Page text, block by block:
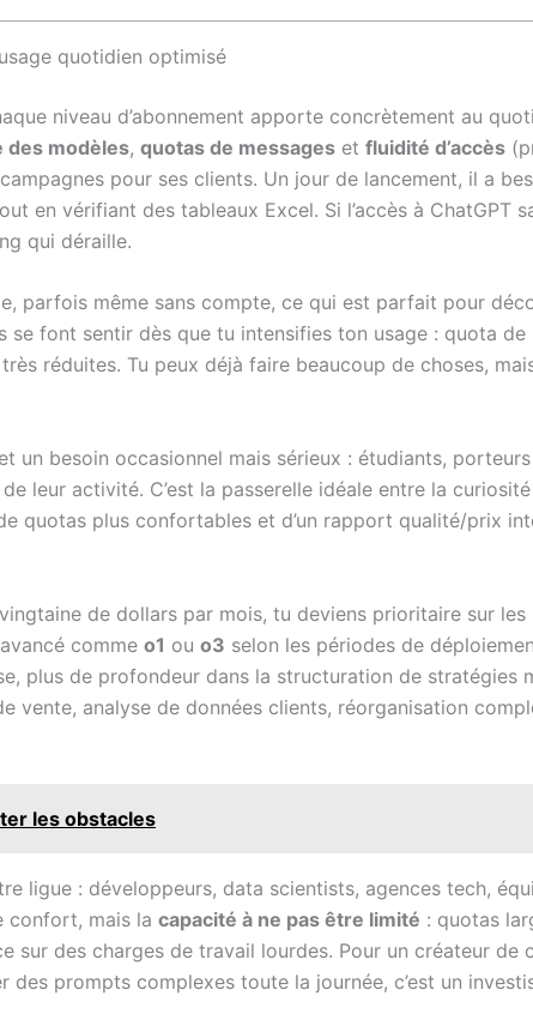
quotidien optimisé
niveau d’abonnement apporte concrètement au
des modèles, quotas de messages et fluidité d’accès
pour ses clients. Un jour de lancement, il a
en vérifiant des tableaux Excel. Si l’accès à ChatGPT
qui déraille.
parfois même sans compte, ce qui est parfait pour
font sentir dès que tu intensifies ton usage : quota
réduites. Tu peux déjà faire beaucoup de choses,
un besoin occasionnel mais sérieux : étudiants,
leur activité. C’est la passerelle idéale entre la
quotas plus confortables et d’un rapport qualité/prix
de dollars par mois, tu deviens prioritaire sur
comme o1 ou o3 selon les périodes de
plus de profondeur dans la structuration de stratégies
vente, analyse de données clients, réorganisation
les obstacles
ligue : développeurs, data scientists, agences tech,
confort, mais la capacité à ne pas être limité : quotas
des charges de travail lourdes. Pour un créateur de
prompts complexes toute la journée, c’est un